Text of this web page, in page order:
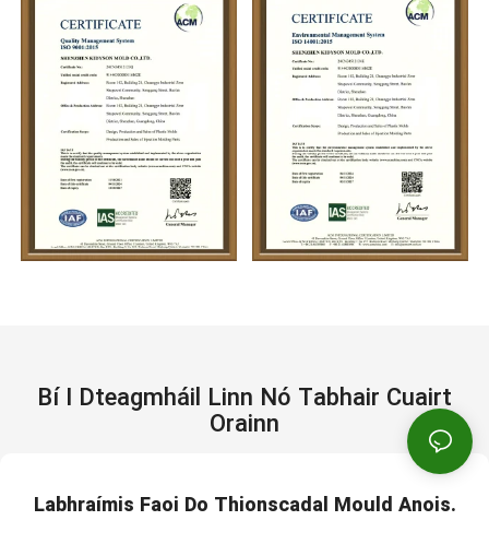
Bí I Dteagmháil Linn Nó Tabhair Cuairt
Orainn
Labhraímis Faoi Do Thionscadal Mould Anois.